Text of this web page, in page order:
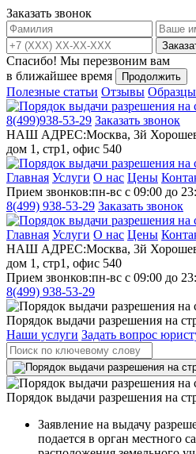
Заказать звонок
Спасибо! Мы перезвоним вам
в ближайшее время
Продолжить
Полезные статьи Отзывы
8(499)938-53-29 Заказать звонок
НАШ АДРЕС:Москва, 3й
дом 1, стр1, офис 540
Главная Услуги О нас Цены
Прием звонков:пн-вс с 09:00 до
8(499) 938-53-29 Заказать звонок
Главная Услуги О нас Цены
НАШ АДРЕС:Москва, 3й
дом 1, стр1, офис 540
Прием звонков:пн-вс с 09:00 до
8(499) 938-53-29
Порядок выдачи разрешения на
Наши услуги Задать вопрос
Порядок выдачи разрешения на
Заявление на выдачу
подается в орган местного